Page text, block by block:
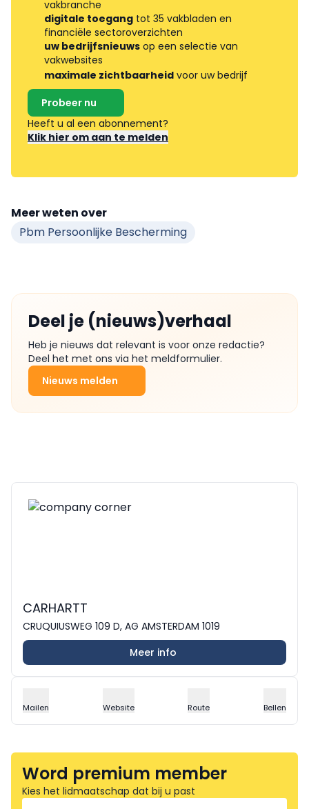
vakbranche
digitale toegang tot 35 vakbladen en
financiële sectoroverzichten
uw bedrijfsnieuws op een selectie van
vakwebsites
maximale zichtbaarheid voor uw bedrijf
Probeer nu
Heeft u al een abonnement?
Klik hier om aan te melden
Meer weten over
Pbm Persoonlijke Bescherming
Deel je (nieuws)verhaal
Heb je nieuws dat relevant is voor onze redactie?
Deel het met ons via het meldformulier.
Nieuws melden
CARHARTT
CRUQUIUSWEG 109 D, AG AMSTERDAM 1019
Meer info
Mailen Website Route Bellen
Word premium member
Kies het lidmaatschap dat bij u past